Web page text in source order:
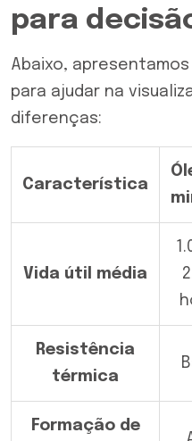
para
Abaixo,
para ajudar na
diferenças:
Característica
Vida útil média
Resistência
térmica
Formação de